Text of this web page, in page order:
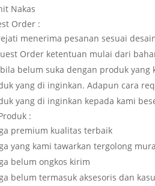
Nakas
Order :
menerima pesanan sesuai
Order ketentuan mulai dari
belum suka dengan produk
yang di inginkan. Adapun cara
yang di inginkan kepada kami
:
premium kualitas terbaik
yang kami tawarkan tergolong
belum ongkos kirim
belum termasuk aksesoris dan